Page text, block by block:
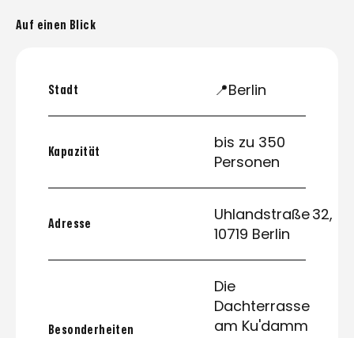
Auf einen Blick
Stadt 📍Berlin
Kapazität
bis zu 350
Personen
Adresse
Uhlandstraße 32,
10719 Berlin
Besonderheiten
Die
Dachterrasse
am Ku'damm